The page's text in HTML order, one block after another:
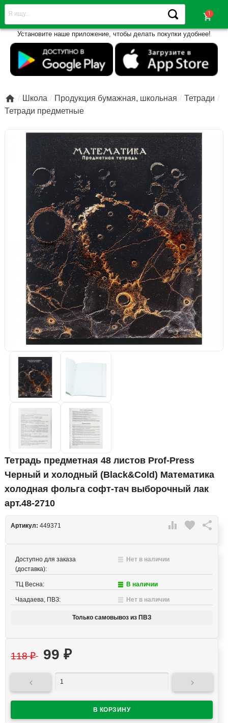
shopping_cart
Установите наше приложение, чтобы делать покупки удобнее!
 Школа Продукция бумажная, школьная
Тетради
Тетради предметные
Тетрадь предметная 48 листов Prof-Press
Черный и холодный (Black&Cold) Математика
холодная фольга софт-тач выборочный лак
арт.48-2710
 favorite 
Артикул: 449371
Доступно для заказа
(доставка):
Нет в наличии
ТЦ Весна: В наличии
Чаадаева, ПВЗ: Нет в наличии
Только самовывоз из ПВЗ
118₽ 99 ₽
 